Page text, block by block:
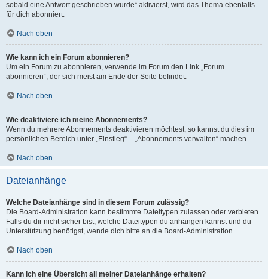
sobald eine Antwort geschrieben wurde“ aktivierst, wird das Thema ebenfalls
für dich abonniert.
Nach oben
Wie kann ich ein Forum abonnieren?
Um ein Forum zu abonnieren, verwende im Forum den Link „Forum
abonnieren“, der sich meist am Ende der Seite befindet.
Nach oben
Wie deaktiviere ich meine Abonnements?
Wenn du mehrere Abonnements deaktivieren möchtest, so kannst du dies im
persönlichen Bereich unter „Einstieg“ – „Abonnements verwalten“ machen.
Nach oben
Dateianhänge
Welche Dateianhänge sind in diesem Forum zulässig?
Die Board-Administration kann bestimmte Dateitypen zulassen oder verbieten.
Falls du dir nicht sicher bist, welche Dateitypen du anhängen kannst und du
Unterstützung benötigst, wende dich bitte an die Board-Administration.
Nach oben
Kann ich eine Übersicht all meiner Dateianhänge erhalten?